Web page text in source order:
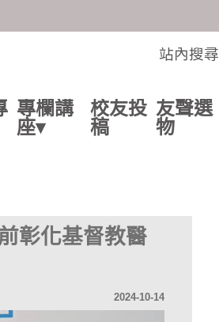
專欄講
座▾
校友投
稿
友聲選
物
站內搜尋
彰化基督教醫
2024-10-14